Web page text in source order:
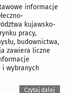
informacje
kujawsko-
pracy,
budownictwa,
zawiera liczne
i wybranych
Czytaj dalej